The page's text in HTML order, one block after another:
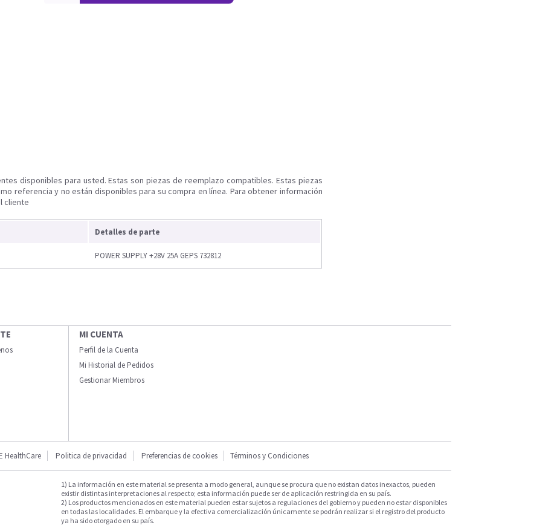
disponibles para usted. Estas son piezas de reemplazo compatibles. Estas piezas
referencia y no están disponibles para su compra en línea. Para obtener información
cliente
Detalles de parte
POWER SUPPLY +28V 25A GEPS 732812
MI CUENTA
Perfil de la Cuenta
Mi Historial de Pedidos
Gestionar Miembros
HealthCare Politica de privacidad Preferencias de cookies Términos y Condiciones
1) La información en este material se presenta a modo general, aunque se procura que no existan datos inexactos, pueden
existir distintas interpretaciones al respecto; esta información puede ser de aplicación restringida en su país.
2) Los productos mencionados en este material pueden estar sujetos a regulaciones del gobierno y pueden no estar disponibles
en todas las localidades. El embarque y la efectiva comercialización únicamente se podrán realizar si el registro del producto
ya ha sido otorgado en su país.